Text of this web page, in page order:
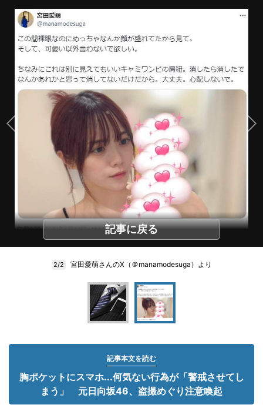
記事に戻る
2/2 宮田愛萌さんのX（＠manamodesuga）より
記事本文を読む
胸ポケットにスマホ...何気ない行為が「警戒させてし
まう」 元日向坂46、盗撮めぐり注意喚起